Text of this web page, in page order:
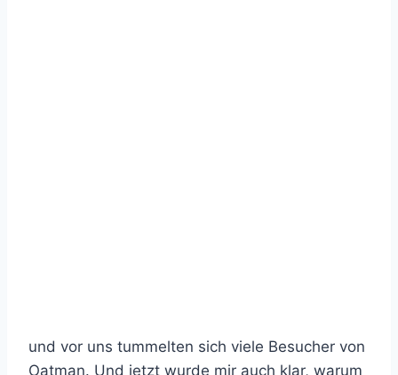
und vor uns tummelten sich viele Besucher von
Oatman. Und jetzt wurde mir auch klar, warum